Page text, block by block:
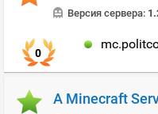
Версия сервера:
0
A Minecraft